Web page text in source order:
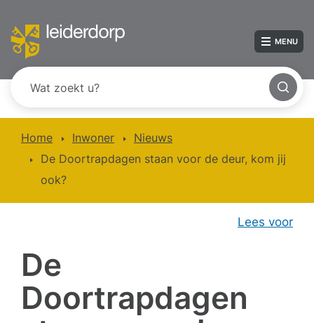
MENU
Home Inwoner
Nieuws
De Doortrapdagen staan voor de deur, kom jij
ook?
Lees voor
De
Doortrapdagen